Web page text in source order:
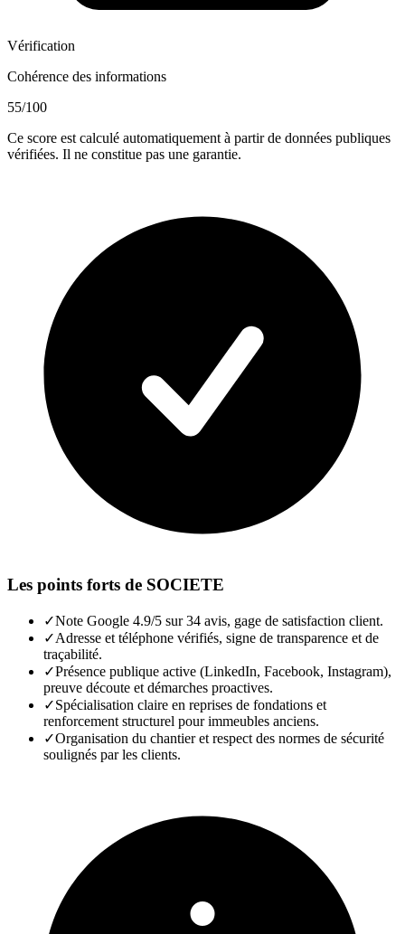
Vérification
Cohérence des informations
55/100
Ce score est calculé automatiquement à partir de données publiques
vérifiées. Il ne constitue pas une garantie.
Les points forts de SOCIETE
✓Note Google 4.9/5 sur 34 avis, gage de satisfaction client.
✓Adresse et téléphone vérifiés, signe de transparence et de
traçabilité.
✓Présence publique active (LinkedIn, Facebook, Instagram),
preuve découte et démarches proactives.
✓Spécialisation claire en reprises de fondations et
renforcement structurel pour immeubles anciens.
✓Organisation du chantier et respect des normes de sécurité
soulignés par les clients.